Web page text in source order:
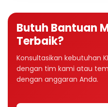
Butuh Bantuan
Terbaik?
Konsultasikan kebutuhan
dengan tim kami atau
dengan anggaran Anda.